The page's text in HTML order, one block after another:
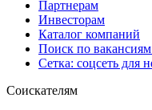
Партнерам
Инвесторам
Каталог компаний
Поиск по
Сетка: соцсеть для
Соискателям